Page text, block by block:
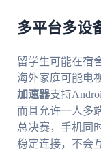
多平台多设
留学生可能在宿
海外家庭可能电
加速器支持
而且允许一人多
总决赛，手机同
稳定连接，不会